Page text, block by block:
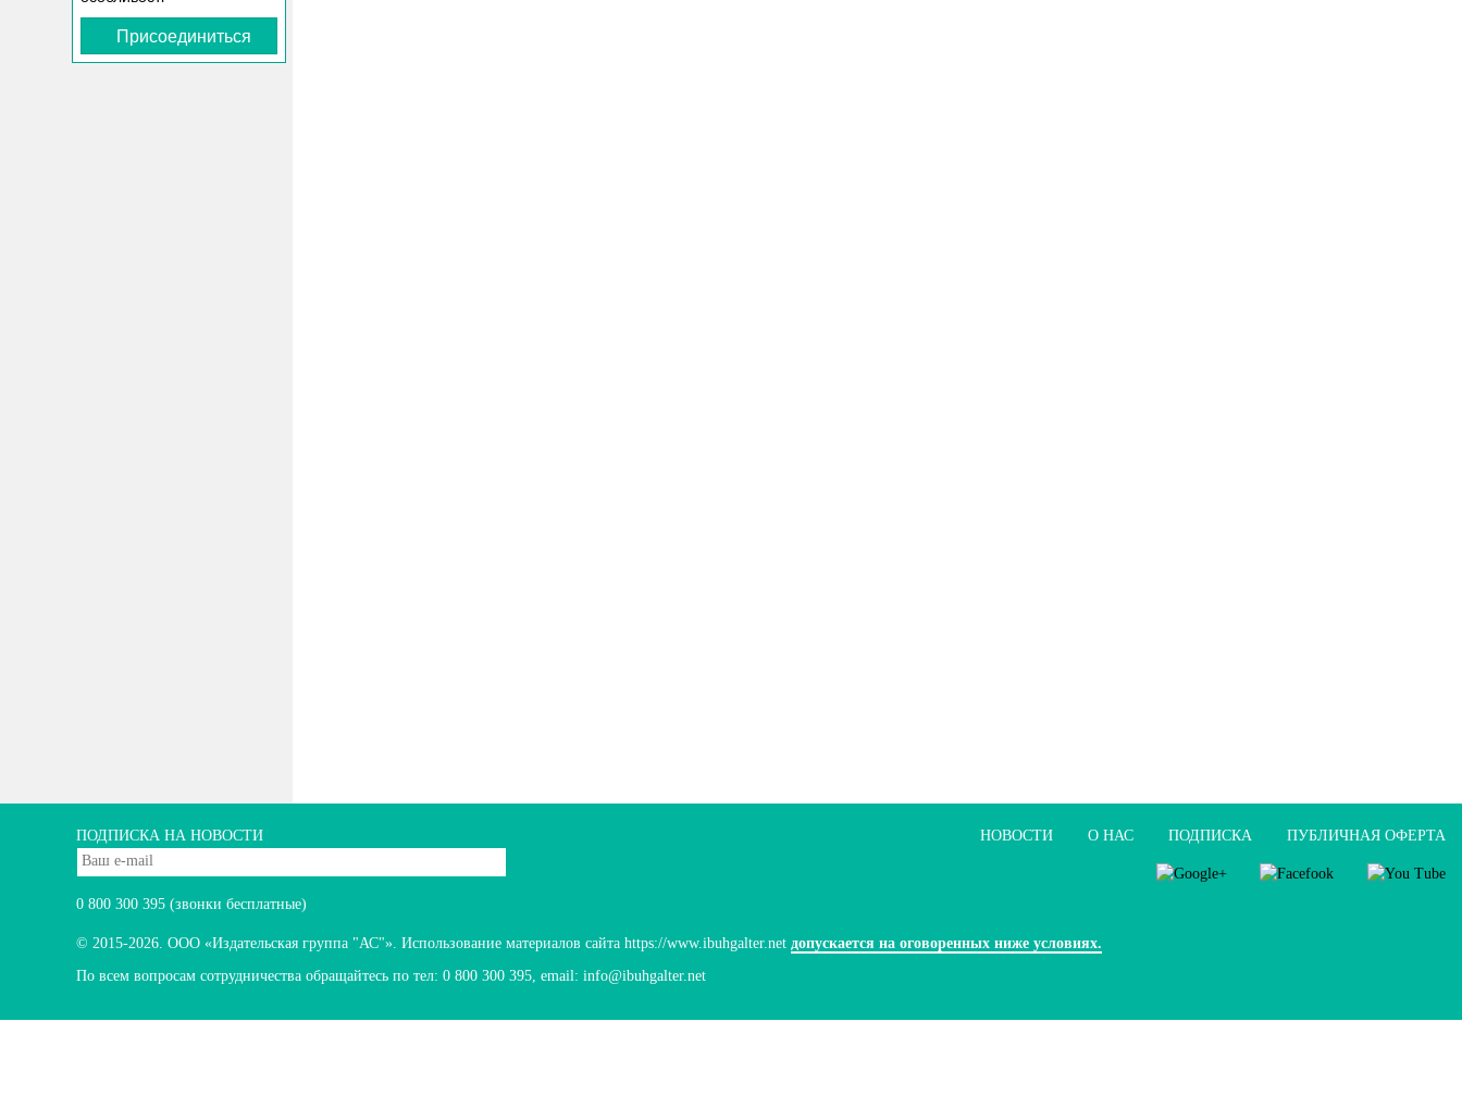
Присоединиться
ПОДПИСКА НА НОВОСТИ
0 800 300 395 (звонки бесплатные)
НОВОСТИ О НАС ПОДПИСКА ПУБЛИЧНАЯ ОФЕРТА
© 2015-2026. ООО «Издательская группа "АС"». Использование материалов сайта https://www.ibuhgalter.net допускается на оговоренных ниже условиях.
По всем вопросам сотрудничества обращайтесь по тел: 0 800 300 395, email: info@ibuhgalter.net